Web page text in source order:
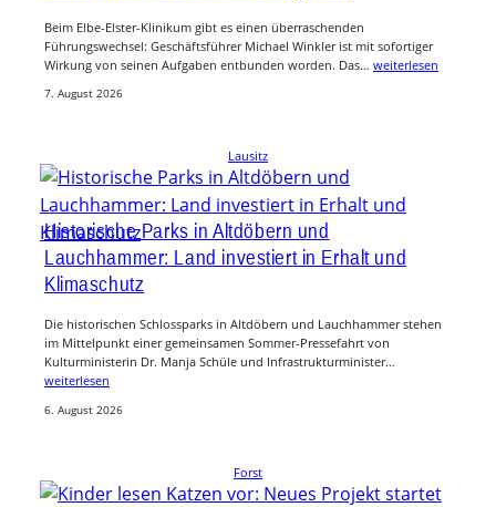
Beim Elbe-Elster-Klinikum gibt es einen überraschenden
Führungswechsel: Geschäftsführer Michael Winkler ist mit sofortiger
Wirkung von seinen Aufgaben entbunden worden. Das… weiterlesen
7. August 2026
Lausitz
Historische Parks in Altdöbern und
Lauchhammer: Land investiert in Erhalt und
Klimaschutz
Die historischen Schlossparks in Altdöbern und Lauchhammer stehen
im Mittelpunkt einer gemeinsamen Sommer-Pressefahrt von
Kulturministerin Dr. Manja Schüle und Infrastrukturminister…
weiterlesen
6. August 2026
Forst